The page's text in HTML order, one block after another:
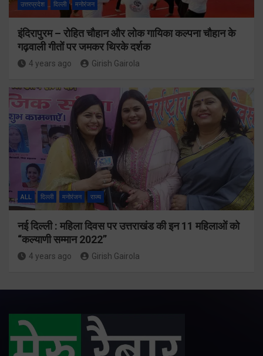
उत्तरप्रदेश दिल्ली मनोरंजन
इंदिरापुरम – रोहित चौहान और लोक गायिका कल्पना चौहान के
गढ़वाली गीतों पर जमकर थिरके दर्शक
4 years ago Girish Gairola
ALL दिल्ली मनोरंजन राज्य
नई दिल्ली : महिला दिवस पर उत्तराखंड की इन 11 महिलाओं को
“कल्याणी सम्मान 2022”
4 years ago Girish Gairola